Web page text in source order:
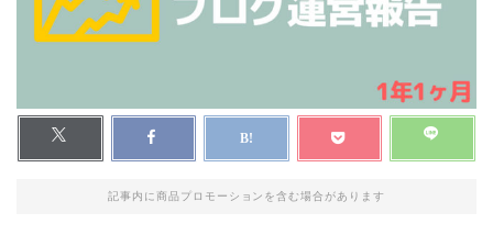
記事内に商品プロモーションを含む場合があります